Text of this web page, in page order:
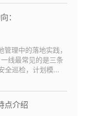
：
理中的落地实践，
线最常见的是三条
全巡检，计划模...
点介绍